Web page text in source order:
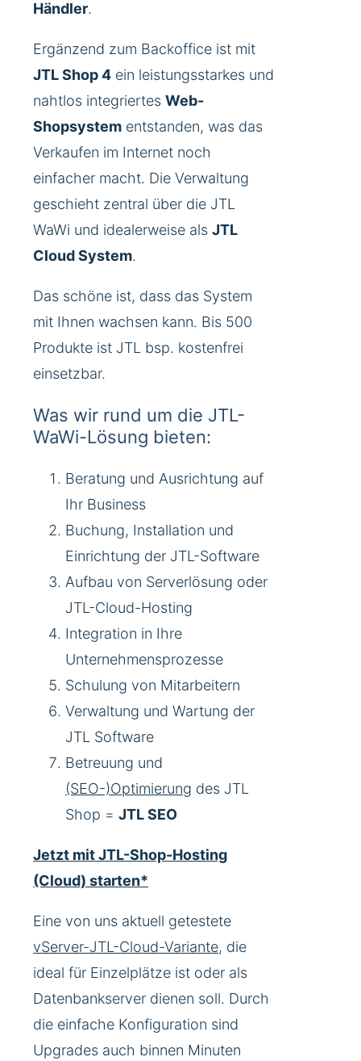
Händler.
Ergänzend zum Backoffice ist mit
JTL Shop 4 ein leistungsstarkes und
nahtlos integriertes Web-
Shopsystem entstanden, was das
Verkaufen im Internet noch
einfacher macht. Die Verwaltung
geschieht zentral über die JTL
WaWi und idealerweise als JTL
Cloud System.
Das schöne ist, dass das System
mit Ihnen wachsen kann. Bis 500
Produkte ist JTL bsp. kostenfrei
einsetzbar.
Was wir rund um die JTL-
WaWi-Lösung bieten:
Beratung und Ausrichtung auf
Ihr Business
Buchung, Installation und
Einrichtung der JTL-Software
Aufbau von Serverlösung oder
JTL-Cloud-Hosting
Integration in Ihre
Unternehmensprozesse
Schulung von Mitarbeitern
Verwaltung und Wartung der
JTL Software
Betreuung und
(SEO-)Optimierung des JTL
Shop = JTL SEO
Jetzt mit JTL-Shop-Hosting
(Cloud) starten*
Eine von uns aktuell getestete
vServer-JTL-Cloud-Variante, die
ideal für Einzelplätze ist oder als
Datenbankserver dienen soll. Durch
die einfache Konfiguration sind
Upgrades auch binnen Minuten